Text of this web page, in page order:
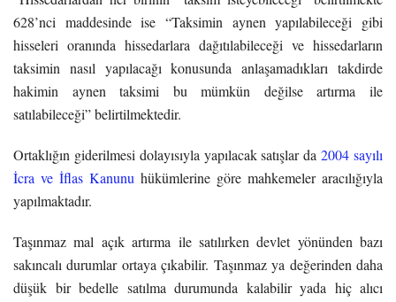
628’nci maddesinde ise “Taksimin aynen yapılabileceği gibi
hisseleri oranında hissedarlara dağıtılabileceği ve hissedarların
taksimin nasıl yapılacağı konusunda anlaşamadıkları takdirde
hakimin aynen taksimi bu mümkün değilse artırma ile
satılabileceği” belirtilmektedir.
Ortaklığın giderilmesi dolayısıyla yapılacak satışlar da2004 sayılı
İcra ve İflas Kanunu hükümlerine göre mahkemeler aracılığıyla
yapılmaktadır.
Taşınmaz mal açık artırma ile satılırken devlet yönünden bazı
sakıncalı durumlar ortaya çıkabilir. Taşınmaz ya değerinden daha
düşük bir bedelle satılma durumunda kalabilir yada hiç alıcı